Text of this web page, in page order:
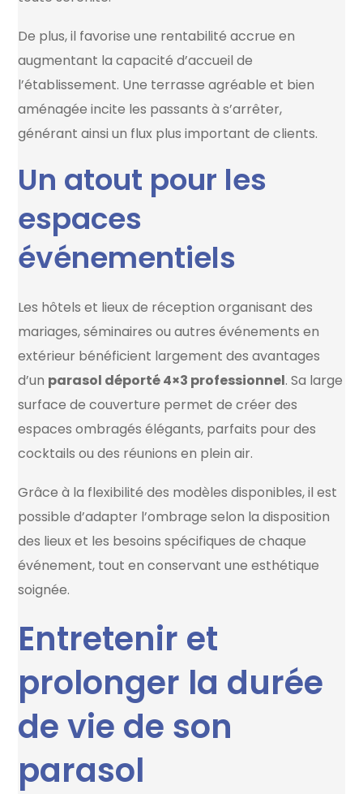
De plus, il favorise une rentabilité accrue en
augmentant la capacité d’accueil de
l’établissement. Une terrasse agréable et bien
aménagée incite les passants à s’arrêter,
générant ainsi un flux plus important de clients.
Un atout pour les
espaces
événementiels
Les hôtels et lieux de réception organisant des
mariages, séminaires ou autres événements en
extérieur bénéficient largement des avantages
d’un parasol déporté 4×3 professionnel. Sa large
surface de couverture permet de créer des
espaces ombragés élégants, parfaits pour des
cocktails ou des réunions en plein air.
Grâce à la flexibilité des modèles disponibles, il est
possible d’adapter l’ombrage selon la disposition
des lieux et les besoins spécifiques de chaque
événement, tout en conservant une esthétique
soignée.
Entretenir et
prolonger la durée
de vie de son
parasol